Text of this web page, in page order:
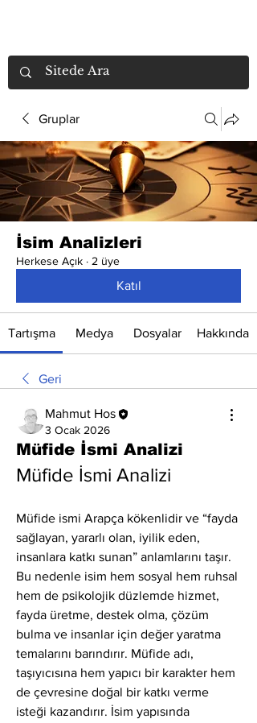
Gruplar
İsim Analizleri
Herkese Açık · 2 üye
Katıl
Tartışma Medya Dosyalar Hakkında
Geri
Mahmut Hos
3 Ocak 2026
Müfide İsmi Analizi
Müfide İsmi Analizi
Müfide ismi Arapça kökenlidir ve “fayda
sağlayan, yararlı olan, iyilik eden,
insanlara katkı sunan” anlamlarını taşır.
Bu nedenle isim hem sosyal hem ruhsal
hem de psikolojik düzlemde hizmet,
fayda üretme, destek olma, çözüm
bulma ve insanlar için değer yaratma
temalarını barındırır. Müfide adı,
taşıyıcısına hem yapıcı bir karakter hem
de çevresine doğal bir katkı verme
isteği kazandırır. İsim yapısında